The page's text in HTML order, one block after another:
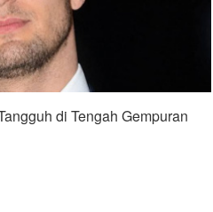
di Tengah Gempuran